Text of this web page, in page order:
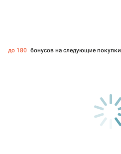
до 180 бонусов на следующие покупки